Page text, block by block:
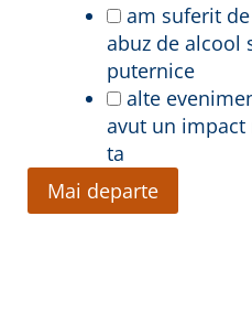
am suferit
abuz de alcool
puternice
alte
avut un impact
ta